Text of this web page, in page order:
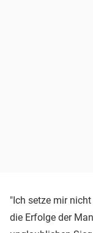
"Ich setze mir
die Erfolge der